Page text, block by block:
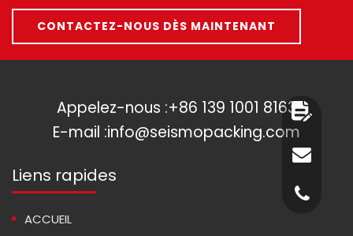
CONTACTEZ-NOUS DÈS MAINTENANT
Appelez-nous :+86 139 1001 8163
E-mail :info@seismopacking.com
Liens rapides
ACCUEIL